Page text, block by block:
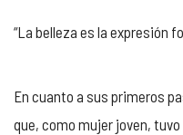
“La belleza es la expresión
En cuanto a sus primeros
que, como mujer joven,